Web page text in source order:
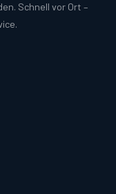
Schnell vor Ort –